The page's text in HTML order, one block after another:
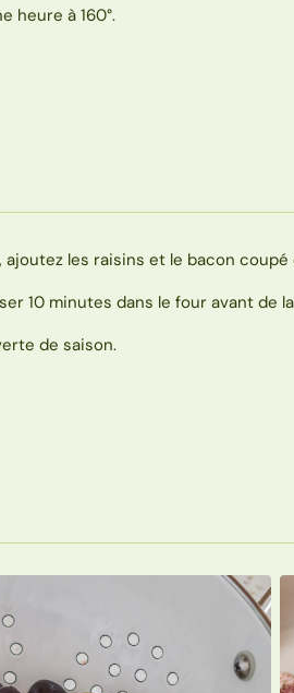
heure à 160°.
ajoutez les raisins et le bacon coupé
10 minutes dans le four avant de
de saison.